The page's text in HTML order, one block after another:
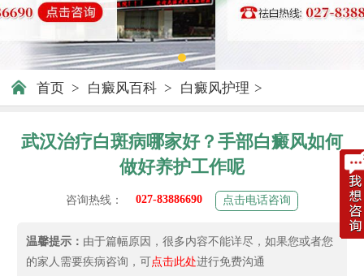
首页 > 白癜风百科 > 白癜风护理 >
武汉治疗白斑病哪家好？手部白癜风如何
做好养护工作呢
咨询热线： 027-83886690 点击电话咨询
温馨提示： 由于篇幅原因，很多内容不能详尽，如果您或者您
的家人需要疾病咨询，可点击此处进行免费沟通